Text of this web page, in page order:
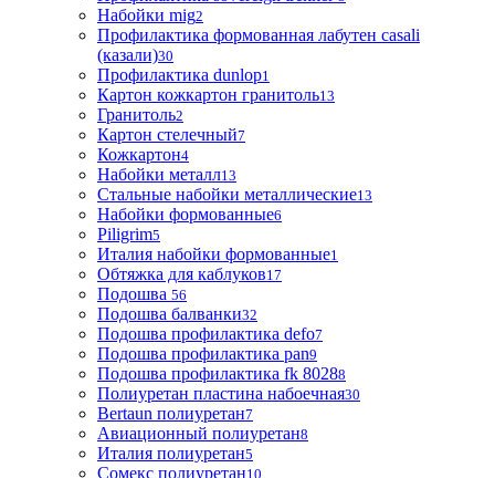
Набойки mig2
Профилактика формованная лабутен casali
(казали)30
Профилактика dunlop1
Картон кожкартон гранитоль13
Гранитоль2
Картон стелечный7
Кожкартон4
Набойки металл13
Стальные набойки металлические13
Набойки формованные6
Piligrim5
Италия набойки формованные1
Обтяжка для каблуков17
Подошва 56
Подошва балванки32
Подошва профилактика defo7
Подошва профилактика pan9
Подошва профилактика fk 80288
Полиуретан пластина набоечная30
Bertaun полиуретан7
Авиационный полиуретан8
Италия полиуретан5
Сомекс полиуретан10